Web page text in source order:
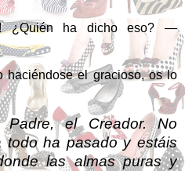
¿Quién ha dicho eso? —
el gracioso, os lo
Padre, el Creador. No
todo ha pasado y estáis
las almas puras y